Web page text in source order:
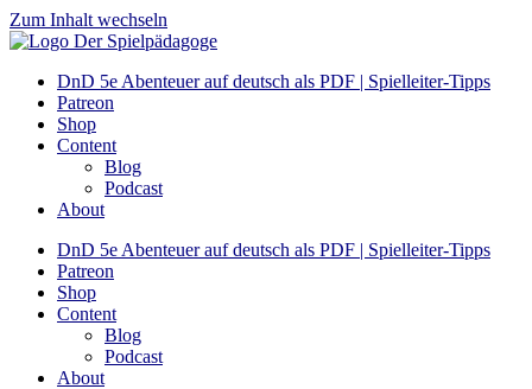
Zum Inhalt wechseln
DnD 5e Abenteuer auf deutsch als PDF | Spielleiter-Tipps
Patreon
Shop
Content
Blog
Podcast
About
DnD 5e Abenteuer auf deutsch als PDF | Spielleiter-Tipps
Patreon
Shop
Content
Blog
Podcast
About